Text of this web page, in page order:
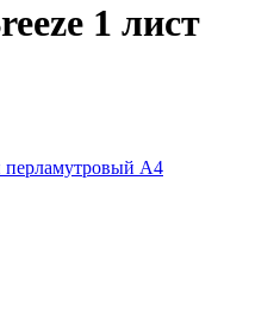
1 лист
перламутровый А4